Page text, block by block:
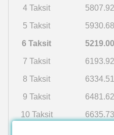
4 Taksit 5807.92
5 Taksit 5930.68
6 Taksit
7 Taksit 6193.92
8 Taksit 6334.51
9 Taksit 6481.62
10 Taksit